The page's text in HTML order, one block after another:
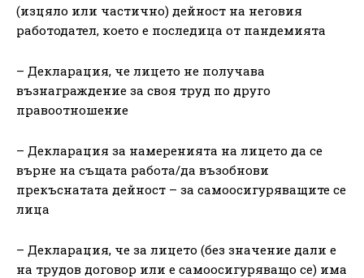
(изцяло или частично) дейност на неговия
работодател, което е последица от пандемията
– Декларация, че лицето не получава
възнаграждение за своя труд по друго
правоотношение
– Декларация за намеренията на лицето да се
върне на същата работа/да възобнови
прекъснатата дейност – за самоосигуряващите се
лица
– Декларация, че за лицето (без значение дали е
на трудов договор или е самоосигуряващо се) има